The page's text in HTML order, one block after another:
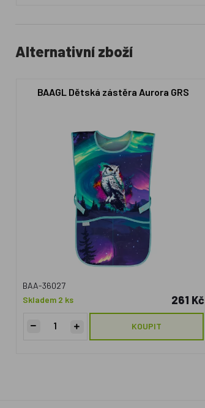
Alternativní zboží
BAAGL Dětská zástěra Aurora GRS
BAA-36027
Skladem 2 ks
261 Kč
KOUPIT